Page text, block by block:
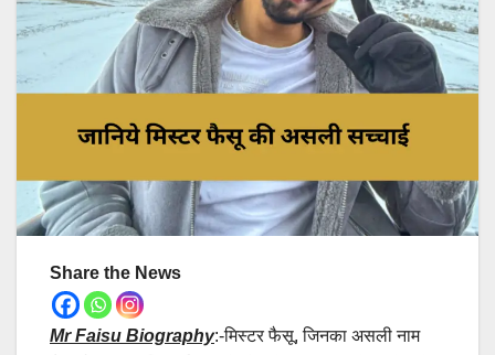
Share the News
Mr Faisu Biography:-मिस्टर फैसू, जिनका असली नाम